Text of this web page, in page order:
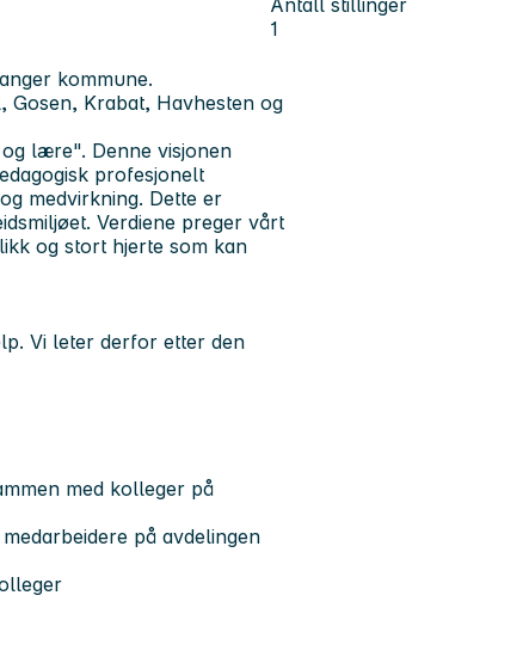
1
kommune.
Gosen, Krabat, Havhesten og
lære". Denne visjonen
profesjonelt
medvirkning. Dette er
Verdiene preger vårt
og stort hjerte som kan
Vi leter derfor etter den
med kolleger på
på avdelingen